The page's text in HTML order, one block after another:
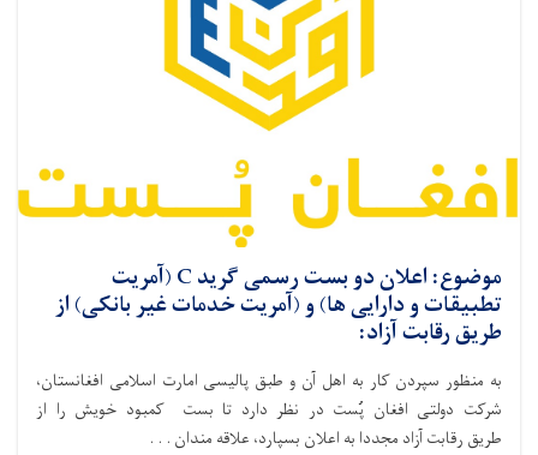
موضوع: اعلان دو بست رسمی گرید C (آمریت
تطبیقات و دارایی ها) و (آمریت خدمات غیر بانکی) از
طریق رقابت آزاد:
به منظور سپردن کار به اهل آن و طبق پالیسی امارت اسلامی افغانستان،
شرکت دولتی افغان پُست در نظر دارد تا بست‌ کمبود خویش را از
طریق رقابت آزاد مجددا به اعلان بسپارد، علاقه ‌مندان . . .